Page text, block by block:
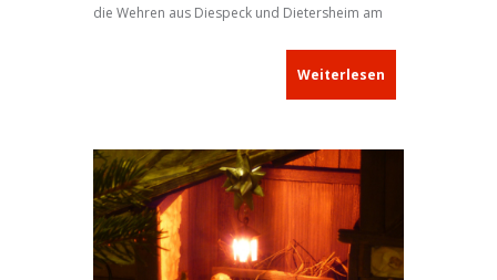
die Wehren aus Diespeck und Dietersheim am
Weiterlesen